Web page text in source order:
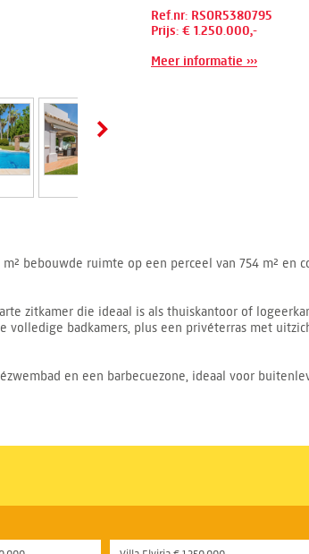
Ref.nr: RSOR5380795
Prijs: € 1.250.000,-
Meer informatie ›››
bebouwde ruimte op een perceel van 754 m² en
zitkamer die ideaal is als thuiskantoor of
badkamers, plus een privéterras met
en een barbecuezone, ideaal voor